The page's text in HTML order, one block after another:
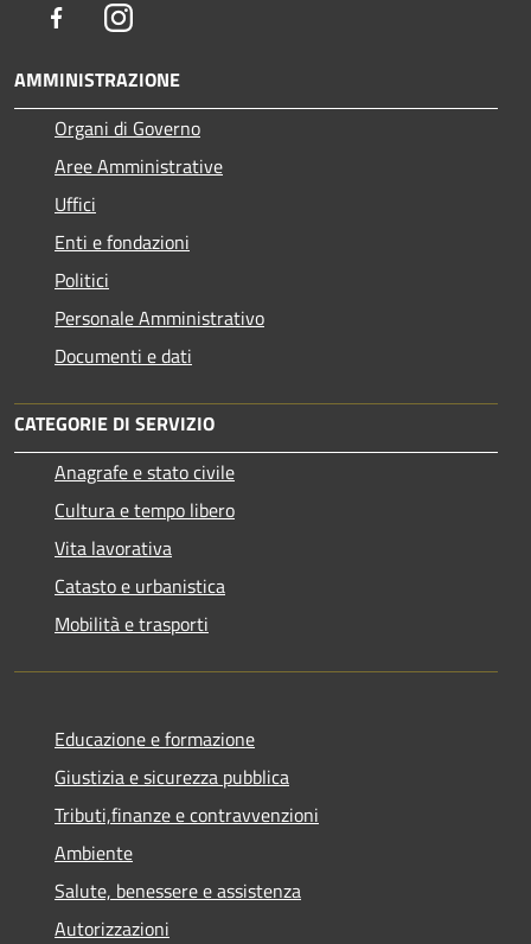
FacebookInstagram
AMMINISTRAZIONE
Organi di Governo
Aree Amministrative
Uffici
Enti e fondazioni
Politici
Personale Amministrativo
Documenti e dati
CATEGORIE DI SERVIZIO
Anagrafe e stato civile
Cultura e tempo libero
Vita lavorativa
Catasto e urbanistica
Mobilità e trasporti
Educazione e formazione
Giustizia e sicurezza pubblica
Tributi,finanze e contravvenzioni
Ambiente
Salute, benessere e assistenza
Autorizzazioni